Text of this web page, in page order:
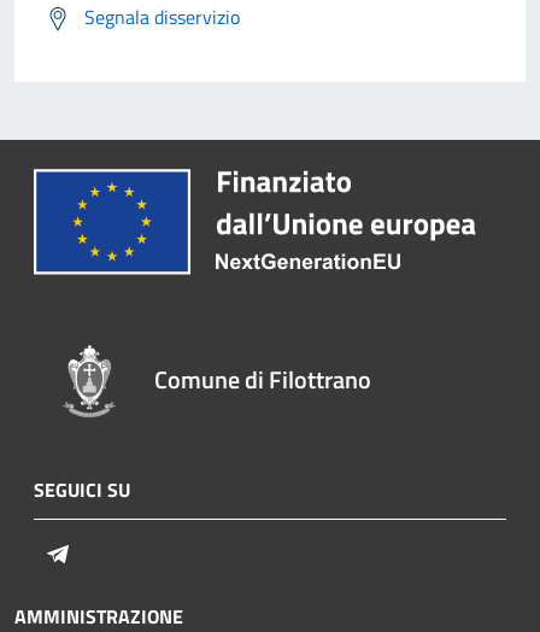
Segnala disservizio
Comune di Filottrano
SEGUICI SU
AMMINISTRAZIONE